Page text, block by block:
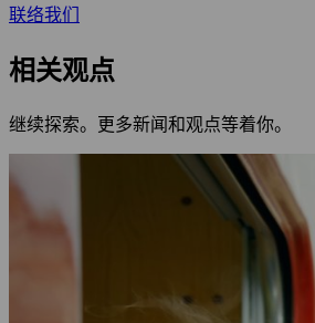
联络我们
相关观点
继续探索。更多新闻和观点等着你。